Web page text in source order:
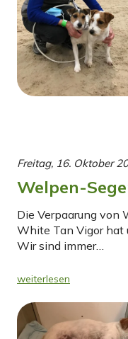
Freitag, 16. Oktober
Welpen-
Die Verpaarung von
White Tan Vigor hat
Wir sind immer…
weiterlesen